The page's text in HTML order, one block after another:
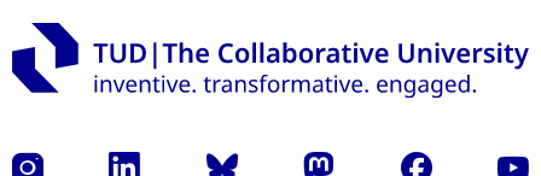
Instagram LinkedIn Bluesky Mastodon Facebook